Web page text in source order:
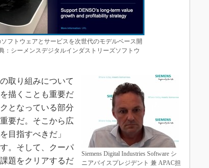
フトウェアとサービスを次世代のモデルベース開
シーメンスデジタルインダストリーズソフトウ
Siemens Digital Industries Software シ
ニアバイスプレジデント 兼 APAC担
取り組みについて
描くことも重要だ
となっている部分
要だ。そこから広
目指すべきだ」
。そして、クーパ
題をクリアするだ